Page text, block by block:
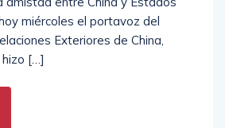
miércoles el portavoz del
Exteriores de China,
hizo […]